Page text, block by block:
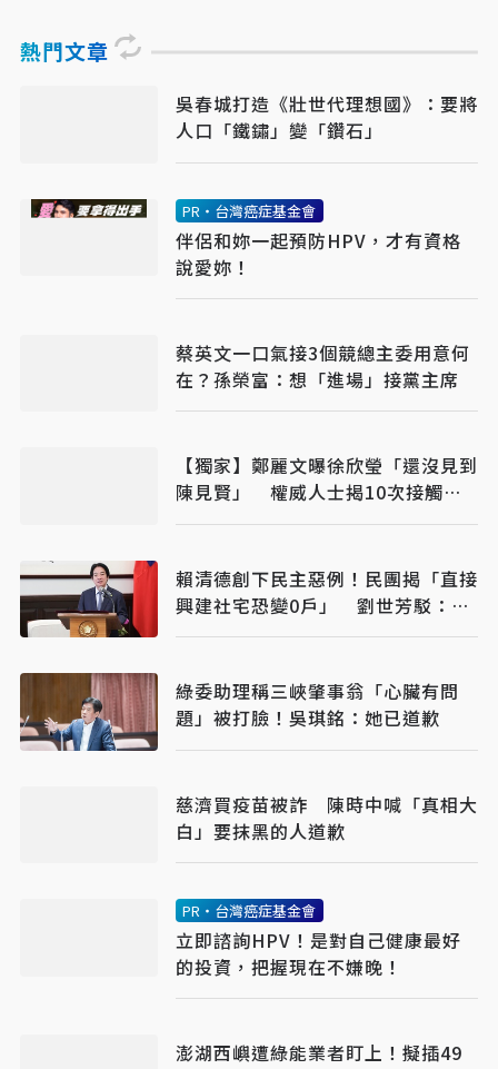
熱門文章
吳春城打造《壯世代理想國》：要將
人口「鐵鏽」變「鑽石」
PR・台灣癌症基金會
伴侶和妳一起預防HPV，才有資格
說愛妳！
蔡英文一口氣接3個競總主委用意何
在？孫榮富：想「進場」接黨主席
【獨家】鄭麗文曝徐欣瑩「還沒見到
陳見賢」 權威人士揭10次接觸未
果：整合最後一哩路
賴清德創下民主惡例！民團揭「直接
興建社宅恐變0戶」 劉世芳駁：以
偏概全
綠委助理稱三峽肇事翁「心臟有問
題」被打臉！吳琪銘：她已道歉
慈濟買疫苗被詐 陳時中喊「真相大
白」要抹黑的人道歉
PR・台灣癌症基金會
立即諮詢HPV！是對自己健康最好
的投資，把握現在不嫌晚！
澎湖西嶼遭綠能業者盯上！擬插49